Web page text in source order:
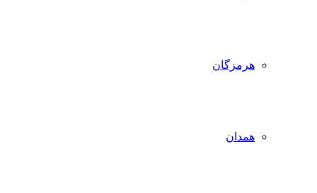
هرمزگان
همدان